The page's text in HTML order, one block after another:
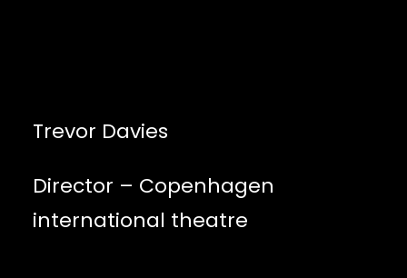
Trevor Davies
Director – Copenhagen
international theatre